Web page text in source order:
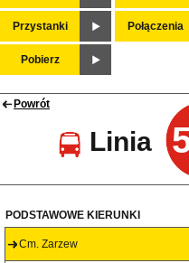
Przystanki Połączenia
Pobierz
Powrót
Linia
PODSTAWOWE KIERUNKI
Cm. Zarzew